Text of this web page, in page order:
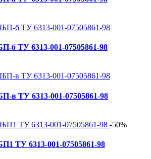
ТУ 6313-001-07505861-98
ТУ 6313-001-07505861-98
-50%
ТУ 6313-001-07505861-98